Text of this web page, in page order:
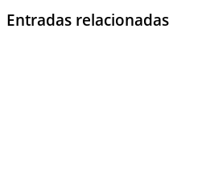
Entradas relacionadas